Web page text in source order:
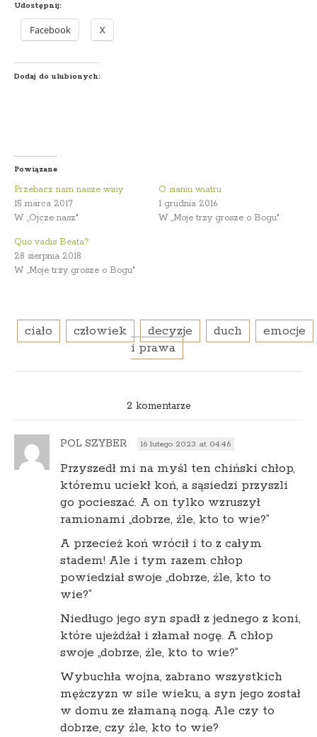
Udostępnij:
Facebook X
Dodaj do ulubionych:
Powiązane
Przebacz nam nasze winy
15 marca 2017
W „Ojcze nasz"
O sianiu wiatru
1 grudnia 2016
W „Moje trzy grosze o Bogu"
Quo vadis Beata?
28 sierpnia 2018
W „Moje trzy grosze o Bogu"
ciało człowiek decyzje duch
emocje
i prawa
2 komentarze
POL SZYBER 16 lutego 2023 at 04:46
Przyszedł mi na myśl ten chiński chłop,
któremu uciekł koń, a sąsiedzi przyszli
go pocieszać. A on tylko wzruszył
ramionami „dobrze, źle, kto to wie?”
A przecież koń wrócił i to z całym
stadem! Ale i tym razem chłop
powiedział swoje „dobrze, źle, kto to
wie?”
Niedługo jego syn spadł z jednego z koni,
które ujeżdżał i złamał nogę. A chłop
swoje „dobrze, źle, kto to wie?”
Wybuchła wojna, zabrano wszystkich
mężczyzn w sile wieku, a syn jego został
w domu ze złamaną nogą. Ale czy to
dobrze, czy źle, kto to wie?